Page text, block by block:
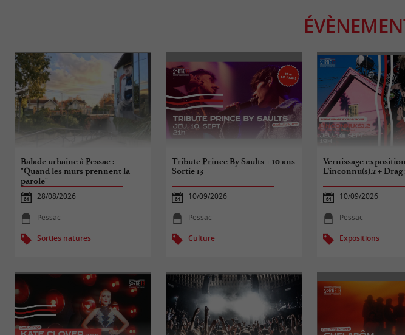
Balade urbaine à Pessac :
"Quand les murs prennent la
parole"
28/08/2026
Pessac
Sorties natures
Tribute Prince By Saults + 10 ans
Sortie 13
10/09/2026
Pessac
Culture
Vernissage
L’inconnu(s).2 +
10/09/2026
Pessac
Expositions